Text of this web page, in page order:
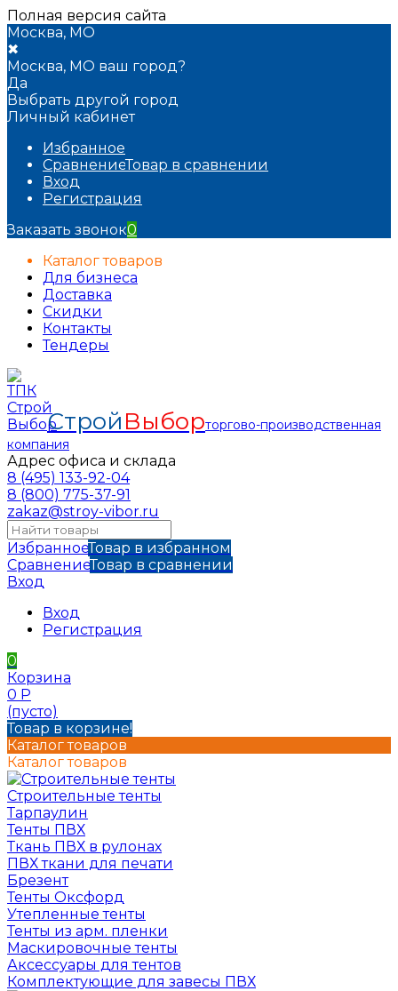
Полная версия сайта
Москва, МО
✖
Москва, МО ваш город?
Да
Выбрать другой город
Личный кабинет
Избранное
СравнениеТовар в сравнении
Вход
Регистрация
Заказать звонок0
Каталог товаров
Для бизнеса
Доставка
Скидки
Контакты
Тендеры
СтройВыборторгово-производственная
компания
Адрес офиса и склада
8 (495) 133-92-04
8 (800) 775-37-91
zakaz@stroy-vibor.ru
ИзбранноеТовар в избранном
СравнениеТовар в сравнении
Вход
Вход
Регистрация
0
Корзина
0 Р
(пусто)
Товар в корзине!
Каталог товаров
Каталог товаров
Строительные тенты
Тарпаулин
Тенты ПВХ
Ткань ПВХ в рулонах
ПВХ ткани для печати
Брезент
Тенты Оксфорд
Утепленные тенты
Тенты из арм. пленки
Маскировочные тенты
Аксессуары для тентов
Комплектующие для завесы ПВХ